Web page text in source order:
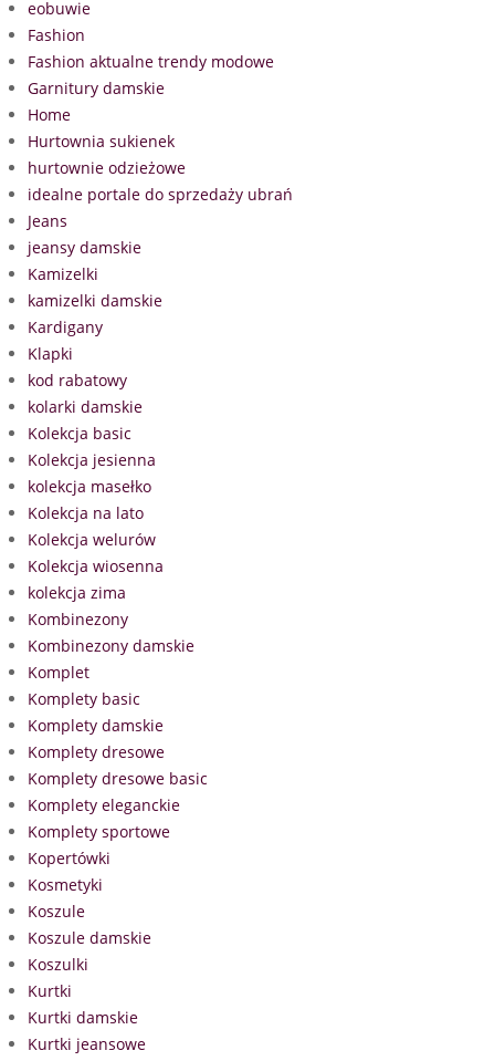
eobuwie
Fashion
Fashion aktualne trendy modowe
Garnitury damskie
Home
Hurtownia sukienek
hurtownie odzieżowe
idealne portale do sprzedaży ubrań
Jeans
jeansy damskie
Kamizelki
kamizelki damskie
Kardigany
Klapki
kod rabatowy
kolarki damskie
Kolekcja basic
Kolekcja jesienna
kolekcja masełko
Kolekcja na lato
Kolekcja welurów
Kolekcja wiosenna
kolekcja zima
Kombinezony
Kombinezony damskie
Komplet
Komplety basic
Komplety damskie
Komplety dresowe
Komplety dresowe basic
Komplety eleganckie
Komplety sportowe
Kopertówki
Kosmetyki
Koszule
Koszule damskie
Koszulki
Kurtki
Kurtki damskie
Kurtki jeansowe